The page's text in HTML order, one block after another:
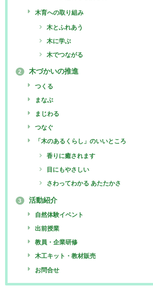
木育への取り組み
木とふれあう
木に学ぶ
木でつながる
2 木づかいの推進
つくる
まなぶ
まじわる
つなぐ
「木のあるくらし」のいいところ
香りに癒されます
目にもやさしい
さわってわかる あたたかさ
3 活動紹介
自然体験イベント
出前授業
教員・企業研修
木工キット・教材販売
お問合せ